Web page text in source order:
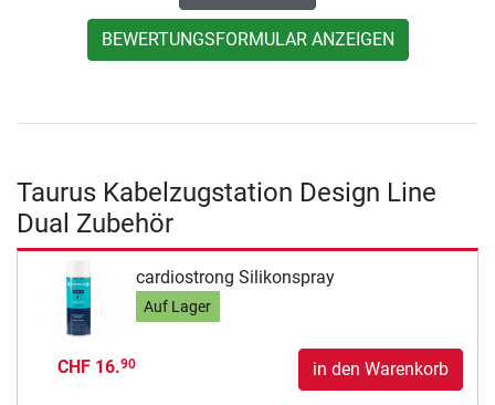
BEWERTUNGSFORMULAR ANZEIGEN
Taurus Kabelzugstation Design Line
Dual Zubehör
cardiostrong Silikonspray
Auf Lager
CHF 16.90 in den Warenkorb